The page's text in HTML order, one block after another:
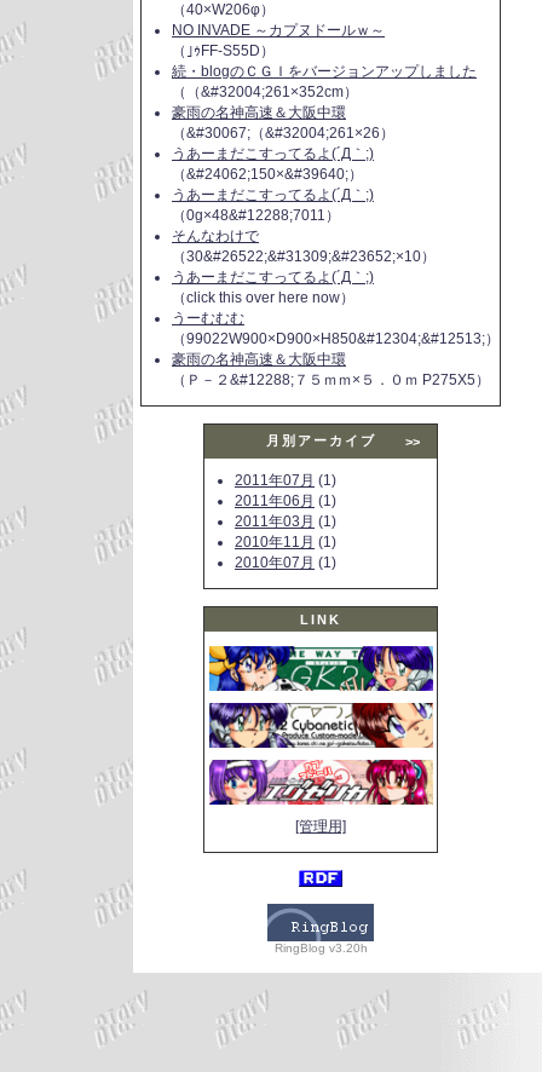
（40×W206φ）
NO INVADE ～カプヌドールｗ～
（｣ｩFF-S55D）
続・blogのＣＧＩをバージョンアップしました
（（&#32004;261×352cm）
豪雨の名神高速＆大阪中環
（&#30067;（&#32004;261×26）
うあーまだこすってるよ(´Д｀;)
（&#24062;150×&#39640;）
うあーまだこすってるよ(´Д｀;)
（0g×48&#12288;7011）
そんなわけで
（30&#26522;&#31309;&#23652;×10）
うあーまだこすってるよ(´Д｀;)
（click this over here now）
うーむむむ
（99022W900×D900×H850&#12304;&#12513;）
豪雨の名神高速＆大阪中環
（Ｐ－２&#12288;７５ｍｍ×５．０ｍ P275X5）
月別アーカイブ >>
2011年07月 (1)
2011年06月 (1)
2011年03月 (1)
2010年11月 (1)
2010年07月 (1)
LINK
[管理用]
RingBlog v3.20h